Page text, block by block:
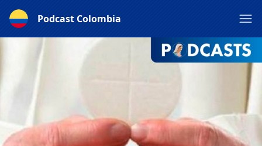
Podcast Colombia